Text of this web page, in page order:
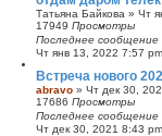
Татьяна Байкова » Чт
17949 Просмотры
Последнее сообщение
Чт янв 13, 2022 7:57 pm
Встреча нового
abravo » Чт дек 30,
17686 Просмотры
Последнее сообщение
Чт дек 30, 2021 8:43 pm